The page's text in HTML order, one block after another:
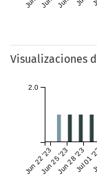
Visualizaciones
Jun 22 '23Jun 25 '23Jun 28 '23
Jul 01
2.0